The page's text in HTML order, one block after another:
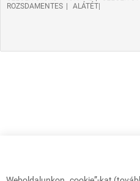
ROZSDAMENTES
ALÁTÉT